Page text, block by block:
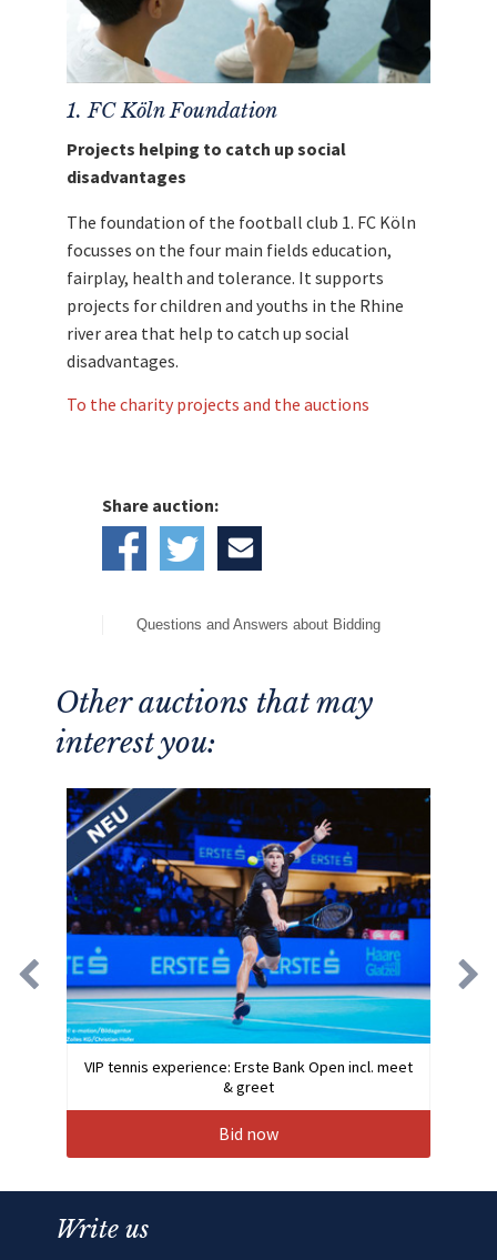
1. FC Köln Foundation
Projects helping to catch up social
disadvantages
The foundation of the football club 1. FC Köln
focusses on the four main fields education,
fairplay, health and tolerance. It supports
projects for children and youths in the Rhine
river area that help to catch up social
disadvantages.
To the charity projects and the auctions
Share auction:
Questions and Answers about Bidding
Other auctions that may
interest you:
VIP tennis experience: Erste Bank Open incl. meet
& greet
Bid now
Write us